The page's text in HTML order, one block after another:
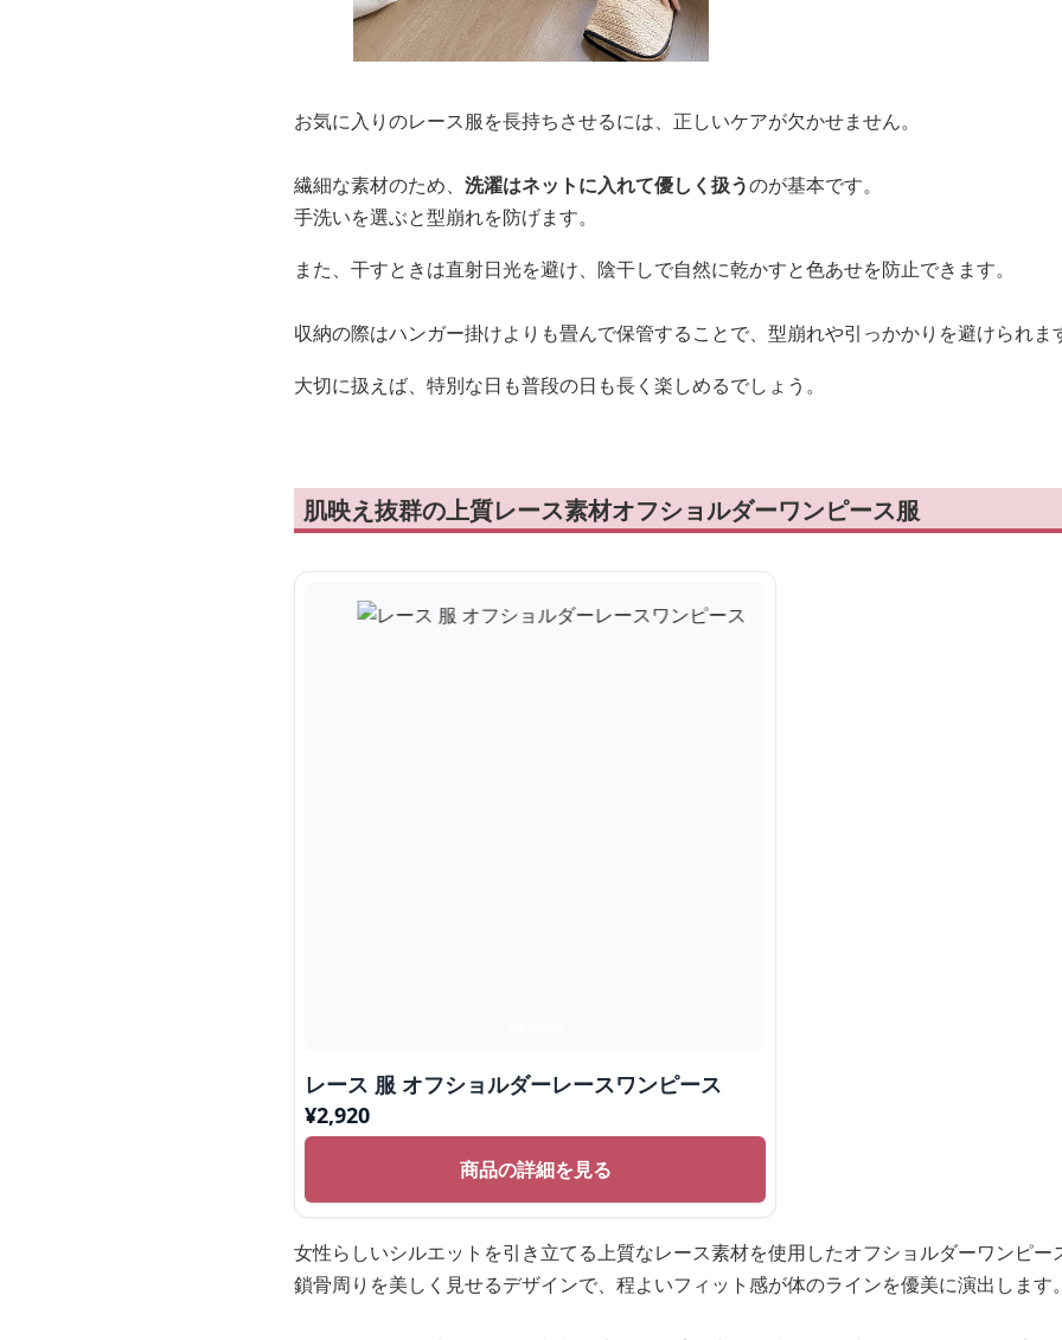
お気に入りのレース服を長持ちさせるには、正しいケアが欠かせません。
繊細な素材のため、 洗濯はネットに入れて優しく扱うのが基本です。
手洗いを選ぶと型崩れを防げます。
また、干すときは直射日光を避け、陰干しで自然に乾かすと色あせを防止できます。
収納の際はハンガー掛けよりも畳んで保管することで、型崩れや引っかかりを避けられま
大切に扱えば、特別な日も普段の日も長く楽しめるでしょう。
肌映え抜群の上質レース素材オフショルダーワンピース服
レース 服 オフショルダーレースワンピース
¥2,920
商品の詳細を見る
女性らしいシルエットを引き立てる上質なレース素材を使用したオフショルダーワンピー
鎖骨周りを美しく見せるデザインで、程よいフィット感が体のラインを優美に演出します